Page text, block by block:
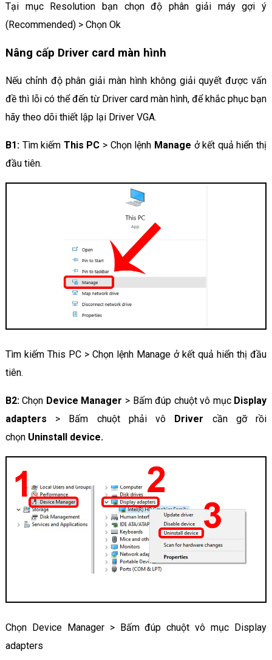
Tại mục Resolution bạn chọn độ phân giải máy gợi ý
(Recommended) > Chọn Ok
Nâng cấp Driver card màn hình
Nếu chỉnh độ phân giải màn hình không giải quyết được vấn
đề thì lỗi có thể đến từ Driver card màn hình, để khắc phục bạn
hãy theo dõi thiết lập lại Driver VGA.
B1:Tìm kiếm This PC > Chọn lệnh Manage ở kết quả hiển thị
đầu tiên.
Tìm kiếm This PC > Chọn lệnh Manage ở kết quả hiển thị đầu
tiên.
B2:Chọn Device Manager > Bấm đúp chuột vô mục Display
adapters > Bấm chuột phải vô Driver cần gỡ rồi
chọnUninstall device.
Chọn Device Manager > Bấm đúp chuột vô mục Display
adapters